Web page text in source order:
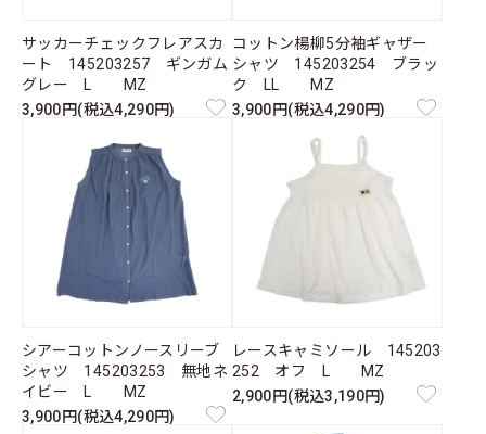
サッカーチェックフレアスカ
ート 145203257 ギンガム
グレー L MZ
3,900円(税込4,290円)
コットン楊柳5分袖ギャザー
シャツ 145203254 ブラッ
ク LL MZ
3,900円(税込4,290円)
シアーコットンノースリーブ
シャツ 145203253 無地ネ
イビー L MZ
3,900円(税込4,290円)
レースキャミソール 145203
252 オフ L MZ
2,900円(税込3,190円)